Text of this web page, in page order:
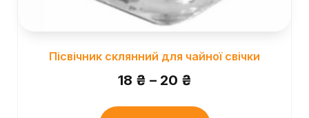
Пісвічник склянний для чайної свічки
18 ₴ – 20 ₴